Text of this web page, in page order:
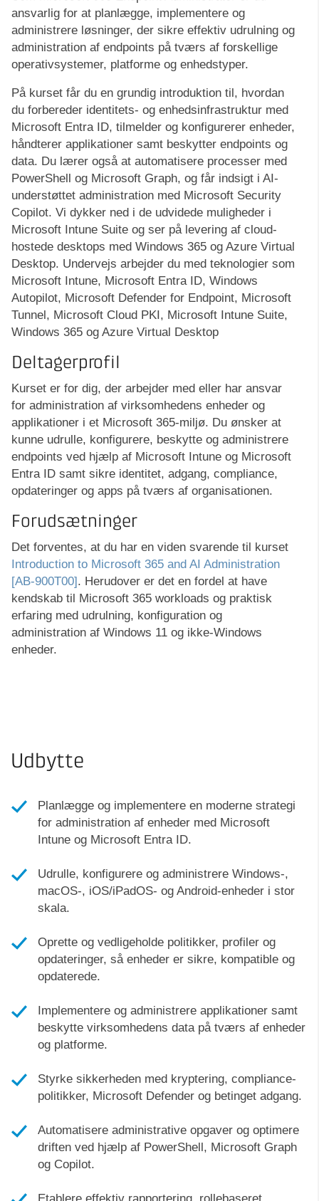
ansvarlig for at planlægge, implementere og
administrere løsninger, der sikre effektiv udrulning og
administration af endpoints på tværs af forskellige
operativsystemer, platforme og enhedstyper.
På kurset får du en grundig introduktion til, hvordan
du forbereder identitets- og enhedsinfrastruktur med
Microsoft Entra ID, tilmelder og konfigurerer enheder,
håndterer applikationer samt beskytter endpoints og
data. Du lærer også at automatisere processer med
PowerShell og Microsoft Graph, og får indsigt i AI-
understøttet administration med Microsoft Security
Copilot. Vi dykker ned i de udvidede muligheder i
Microsoft Intune Suite og ser på levering af cloud-
hostede desktops med Windows 365 og Azure Virtual
Desktop. Undervejs arbejder du med teknologier som
Microsoft Intune, Microsoft Entra ID, Windows
Autopilot, Microsoft Defender for Endpoint, Microsoft
Tunnel, Microsoft Cloud PKI, Microsoft Intune Suite,
Windows 365 og Azure Virtual Desktop
Deltagerprofil
Kurset er for dig, der arbejder med eller har ansvar
for administration af virksomhedens enheder og
applikationer i et Microsoft 365-miljø. Du ønsker at
kunne udrulle, konfigurere, beskytte og administrere
endpoints ved hjælp af Microsoft Intune og Microsoft
Entra ID samt sikre identitet, adgang, compliance,
opdateringer og apps på tværs af organisationen.
Forudsætninger
Det forventes, at du har en viden svarende til kurset
Introduction to Microsoft 365 and AI Administration
[AB-900T00]. Herudover er det en fordel at have
kendskab til Microsoft 365 workloads og praktisk
erfaring med udrulning, konfiguration og
administration af Windows 11 og ikke-Windows
enheder.
Udbytte
Planlægge og implementere en moderne strategi
for administration af enheder med Microsoft
Intune og Microsoft Entra ID.
Udrulle, konfigurere og administrere Windows-,
macOS-, iOS/iPadOS- og Android-enheder i stor
skala.
Oprette og vedligeholde politikker, profiler og
opdateringer, så enheder er sikre, kompatible og
opdaterede.
Implementere og administrere applikationer samt
beskytte virksomhedens data på tværs af enheder
og platforme.
Styrke sikkerheden med kryptering, compliance-
politikker, Microsoft Defender og betinget adgang.
Automatisere administrative opgaver og optimere
driften ved hjælp af PowerShell, Microsoft Graph
og Copilot.